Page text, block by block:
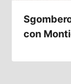
con